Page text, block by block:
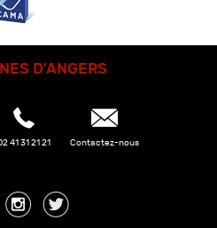
D'ANGERS
41 31 21 21 Contactez-nous